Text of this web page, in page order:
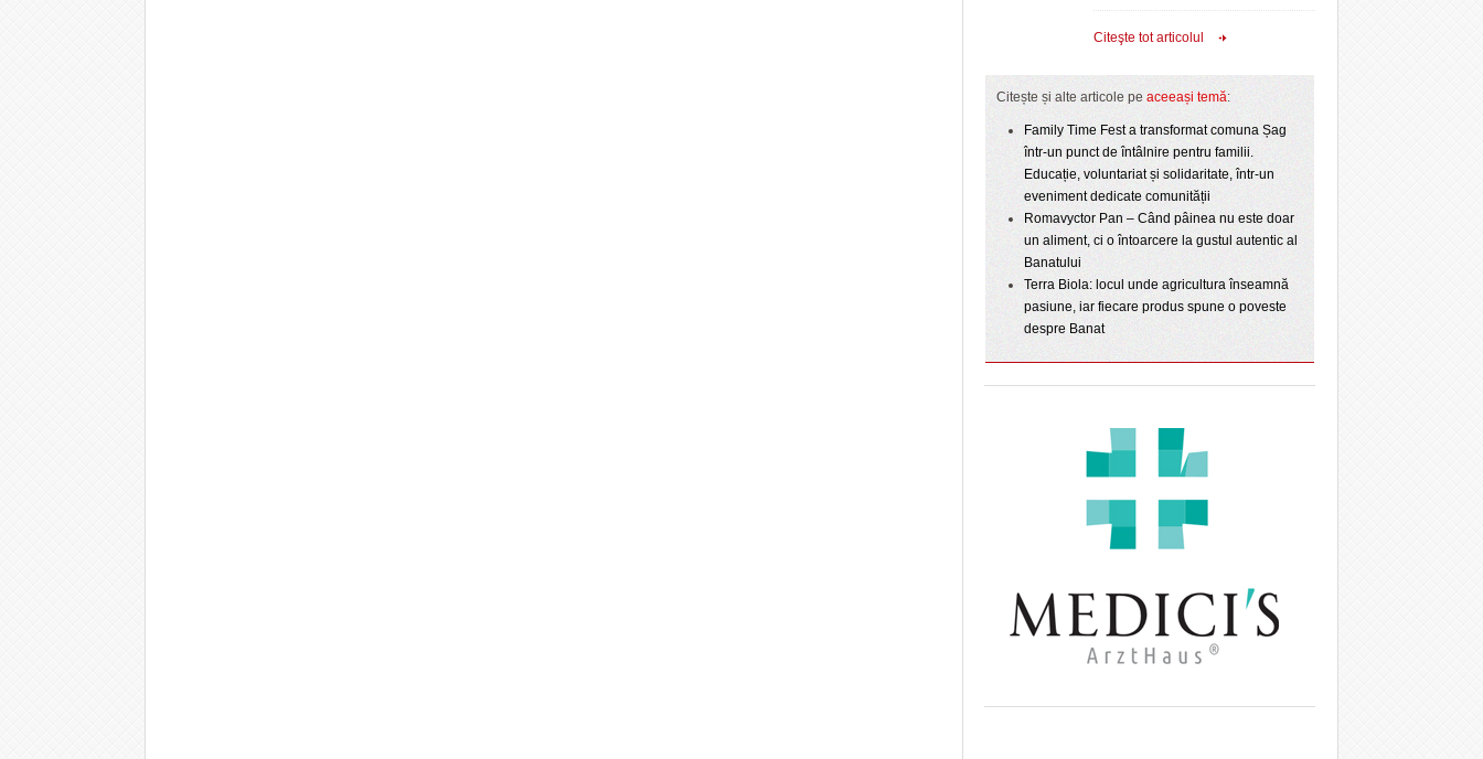
Citeşte tot articolul
Citește și alte articole pe aceeași temă:
Family Time Fest a transformat comuna Șag
într-un punct de întâlnire pentru familii.
Educație, voluntariat și solidaritate, într-un
eveniment dedicate comunității
Romavyctor Pan – Când pâinea nu este doar
un aliment, ci o întoarcere la gustul autentic al
Banatului
Terra Biola: locul unde agricultura înseamnă
pasiune, iar fiecare produs spune o poveste
despre Banat